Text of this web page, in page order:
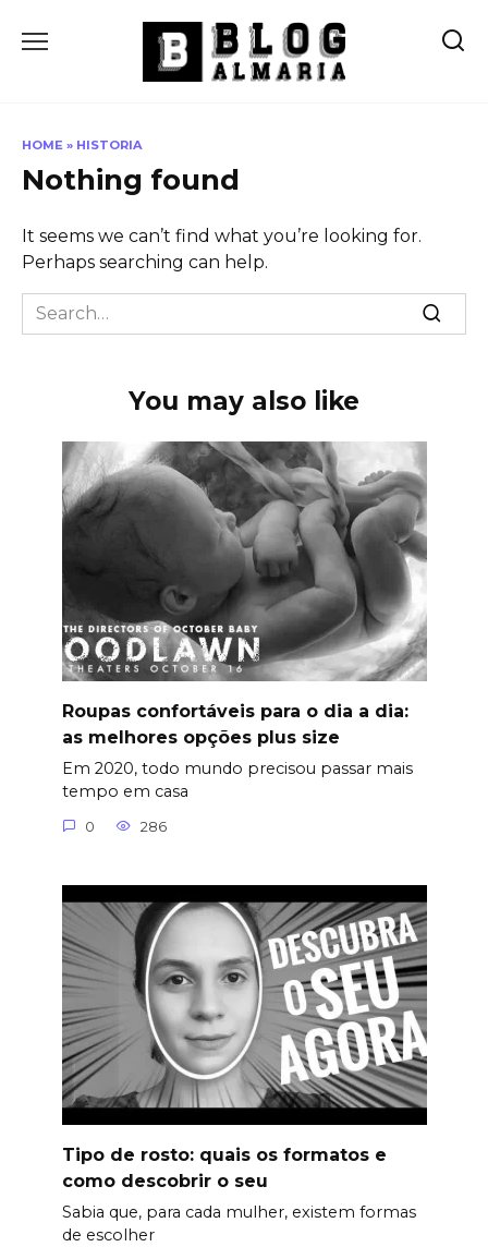
HOME » HISTORIA
Nothing found
It seems we can’t find what you’re looking for.
Perhaps searching can help.
Search
for:
You may also like
Roupas confortáveis para o dia a dia:
as melhores opções plus size
Em 2020, todo mundo precisou passar mais
tempo em casa
0 286
Tipo de rosto: quais os formatos e
como descobrir o seu
Sabia que, para cada mulher, existem formas
de escolher